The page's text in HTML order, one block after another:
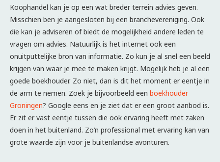
Koophandel kan je op een wat breder terrein advies geven.
Misschien ben je aangesloten bij een branchevereniging. Ook
die kan je adviseren of biedt de mogelijkheid andere leden te
vragen om advies. Natuurlijk is het internet ook een
onuitputtelijke bron van informatie. Zo kun je al snel een beeld
krijgen van waar je mee te maken krijgt. Mogelijk heb je al een
goede boekhouder. Zo niet, dan is dit het moment er eentje in
de arm te nemen. Zoek je bijvoorbeeld een boekhouder
Groningen? Google eens en je ziet dat er een groot aanbod is.
Er zit er vast eentje tussen die ook ervaring heeft met zaken
doen in het buitenland. Zo’n professional met ervaring kan van
grote waarde zijn voor je buitenlandse avonturen.